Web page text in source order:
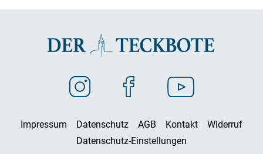
Impressum Datenschutz AGB Kontakt
Widerruf
Datenschutz-Einstellungen